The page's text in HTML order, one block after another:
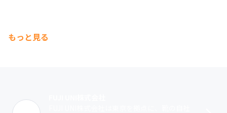
もっと見る